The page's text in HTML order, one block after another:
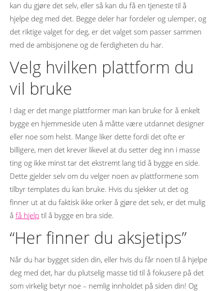
kan du gjøre det selv, eller så kan du få en tjeneste til å
hjelpe deg med det. Begge deler har fordeler og ulemper, og
det riktige valget for deg, er det valget som passer sammen
med de ambisjonene og de ferdigheten du har.
Velg hvilken plattform du
vil bruke
I dag er det mange plattformer man kan bruke for å enkelt
bygge en hjemmeside uten å måtte være utdannet designer
eller noe som helst. Mange liker dette fordi det ofte er
billigere, men det krever likevel at du setter deg inn i masse
ting og ikke minst tar det ekstremt lang tid å bygge en side.
Dette gjelder selv om du velger noen av plattformene som
tilbyr templates du kan bruke. Hvis du sjekker ut det og
finner ut at du faktisk ikke orker å gjøre det selv, er det mulig
å få hjelp til å bygge en bra side.
“Her finner du aksjetips”
Når du har bygget siden din, eller hvis du får noen til å hjelpe
deg med det, har du plutselig masse tid til å fokusere på det
som virkelig betyr noe – nemlig innholdet på siden din! Og